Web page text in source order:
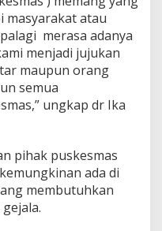
masyarakat atau
merasa adanya
menjadi jujukan
maupun orang
semua
ungkap dr Ika
pihak puskesmas
ada di
membutuhkan